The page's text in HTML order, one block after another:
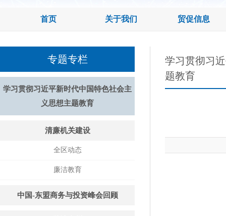
首页 关于我们 贸促信息
专题专栏
学习贯彻习近平新时代中国特色社会主
义思想主题教育
清廉机关建设
全区动态
廉洁教育
中国-东盟商务与投资峰会回顾
学习贯彻习
题教育